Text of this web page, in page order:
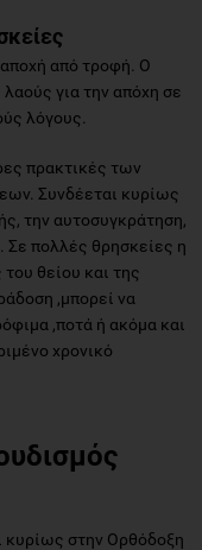
από τροφή. Ο
για την απόχη σε
λόγους.
πρακτικές των
Συνδέεται κυρίως
την αυτοσυγκράτηση,
Σε πολλές θρησκείες η
θείου και της
,μπορεί να
,ποτά ή ακόμα και
χρονικό
κυρίως στην Ορθόδοξη